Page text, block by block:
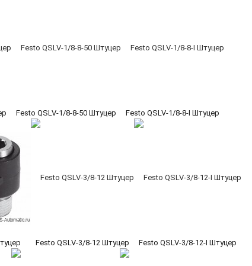
Festo QSLV-1/8-8-50 Штуцер Festo QSLV-1/8-8-I Штуцер
Festo QSLV-3/8-12 Штуцер Festo QSLV-3/8-12-I Штуцер